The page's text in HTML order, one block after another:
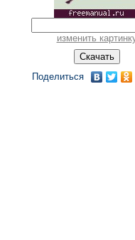
изменить
Поделиться